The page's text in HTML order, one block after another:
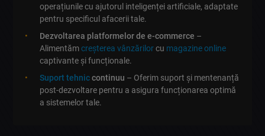
operațiunile cu ajutorul inteligenței artificiale, adaptate
pentru specificul afacerii tale.
Dezvoltarea platformelor de e-commerce –
Alimentămcreșterea vânzărilorcu magazine online
captivante și funcționale.
Suport tehniccontinuu – Oferim suport și mentenanță
post-dezvoltare pentru a asigura funcționarea optimă
a sistemelor tale.